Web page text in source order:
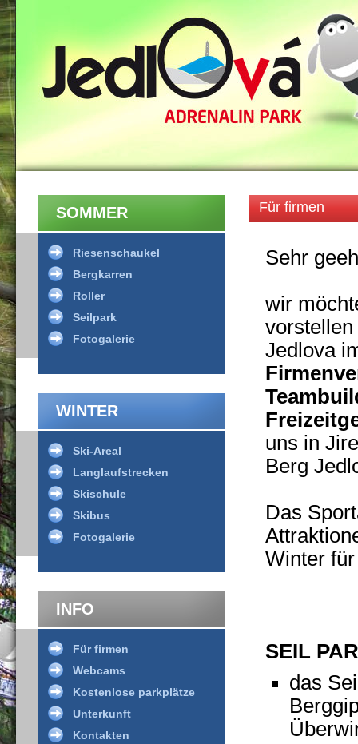
SOMMER
Riesenschaukel
Bergkarren
Roller
Seilpark
Fotogalerie
WINTER
Ski-Areal
Langlaufstrecken
Skischule
Skibus
Fotogalerie
INFO
Für firmen
Webcams
Kostenlose parkplätze
Unterkunft
Kontakten
Für firmen
Sehr
wir
Jedlova
uns in
Berg
Das
Winter
SEIL
das